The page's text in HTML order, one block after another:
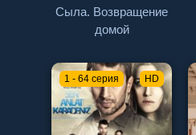
Сыла. Возвращение
домой
1 - 64 серия HD